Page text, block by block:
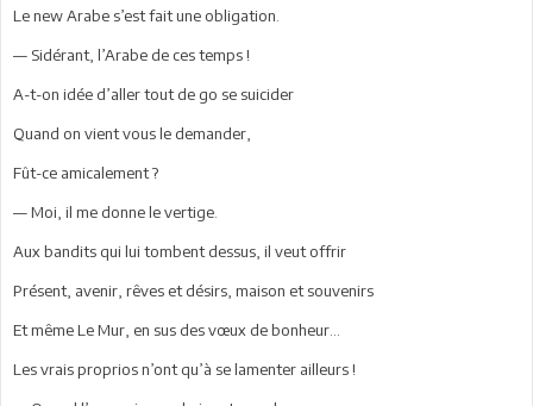
Le new Arabe s’est fait une obligation.
— Sidérant, l’Arabe de ces temps !
A-t-on idée d’aller tout de go se suicider
Quand on vient vous le demander,
Fût-ce amicalement ?
— Moi, il me donne le vertige.
Aux bandits qui lui tombent dessus, il veut offrir
Présent, avenir, rêves et désirs, maison et souvenirs
Et même Le Mur, en sus des vœux de bonheur...
Les vrais proprios n’ont qu’à se lamenter ailleurs !